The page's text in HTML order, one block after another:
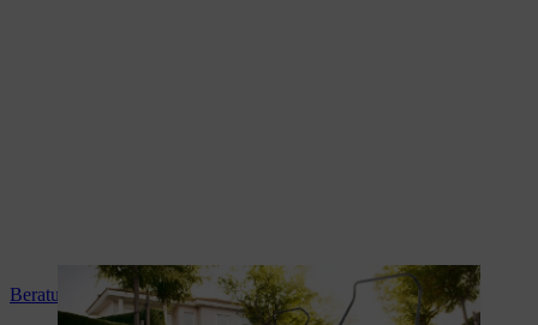
Beratung und Produkteinweisung